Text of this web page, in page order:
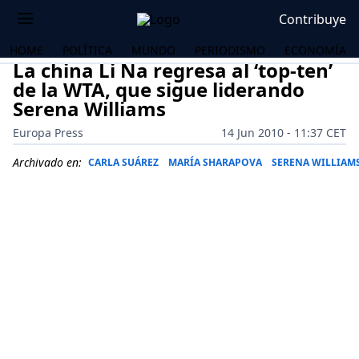
Contribuye
HOME POLÍTICA MUNDO PERIODISMO ECONOMÍA
La china Li Na regresa al ‘top-ten’
de la WTA, que sigue liderando
Serena Williams
Europa Press
14 Jun 2010 - 11:37 CET
Archivado en: CARLA SUÁREZ MARÍA SHARAPOVA SERENA